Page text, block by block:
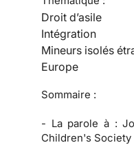
Droit d’asile
Intégration
Mineurs isolés
Europe
Sommaire :
- La parole à :
Children's Society